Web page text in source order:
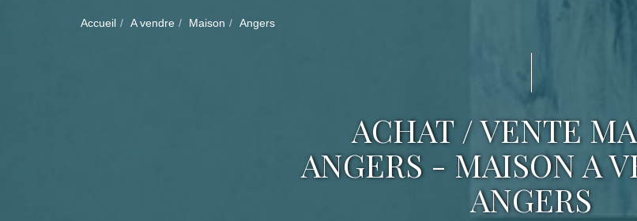
Accueil A vendre Maison Angers
ACHAT / VENTE
ANGERS - MAISON A
ANGERS